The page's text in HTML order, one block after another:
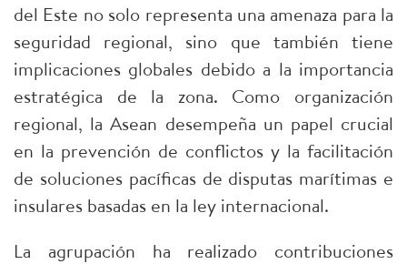
del Este no solo representa una amenaza para la
seguridad regional, sino que también tiene
implicaciones globales debido a la importancia
estratégica de la zona. Como organización
regional, la Asean desempeña un papel crucial
en la prevención de conflictos y la facilitación
de soluciones pacíficas de disputas marítimas e
insulares basadas en la ley internacional.
La agrupación ha realizado contribuciones